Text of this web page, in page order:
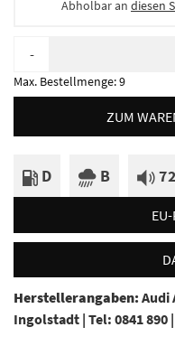
Abholbar an diesen
-
Max. Bestellmenge:9
ZUM
D B
Herstellerangaben: Audi
Ingolstadt | Tel: 0841 890 |